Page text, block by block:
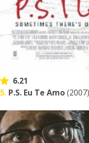
6.21
5. P.S. Eu Te Amo(2007)